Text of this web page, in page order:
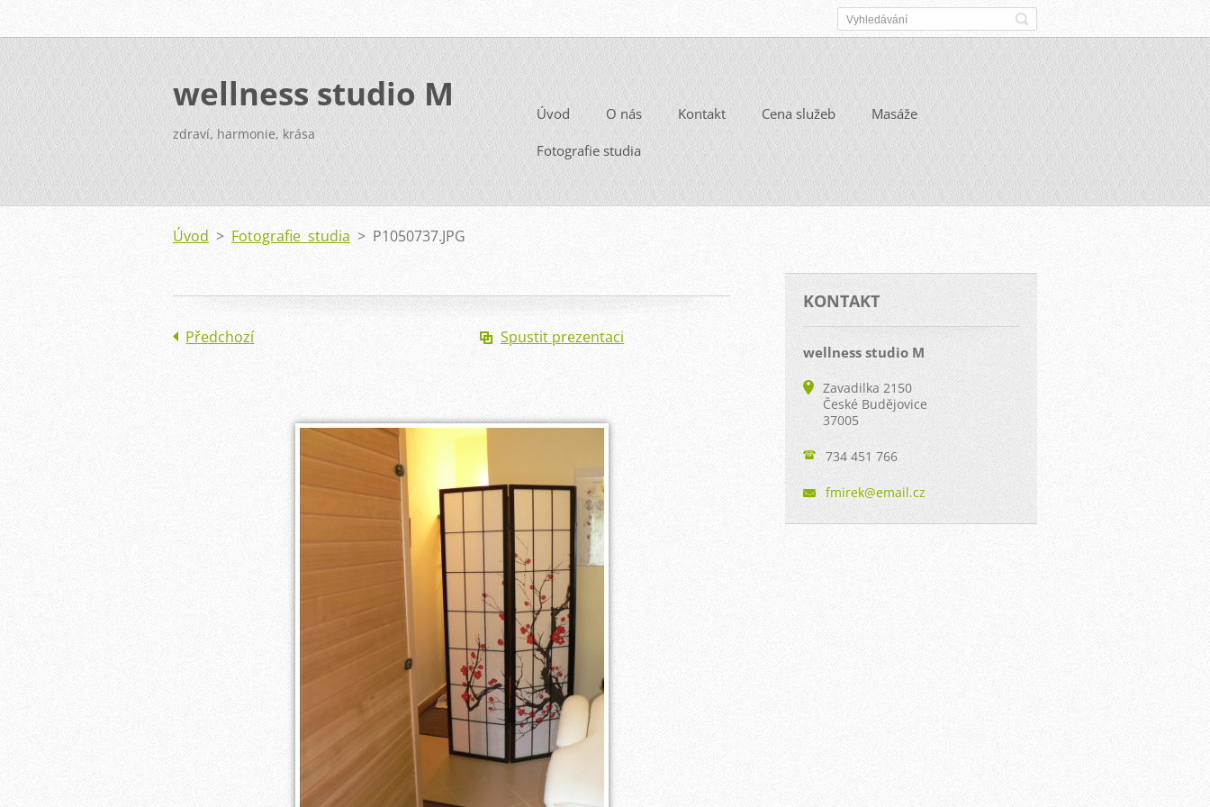
wellness studio M
zdraví, harmonie, krása
Úvod O nás Kontakt Cena služeb Masáže
Fotografie studia
Úvod > Fotografie studia > P1050737.JPG
Předchozí Spustit prezentaci
KONTAKT
wellness studio M
Zavadilka 2150
České Budějovice
37005
734 451 766
fmirek@email.cz